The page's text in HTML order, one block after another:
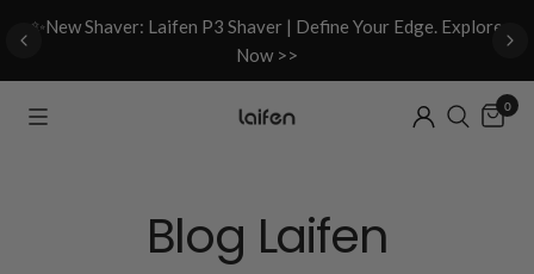
✨New Shaver: Laifen P3 Shaver | Define Your Edge. Explore
Now >>
0
Blog Laifen